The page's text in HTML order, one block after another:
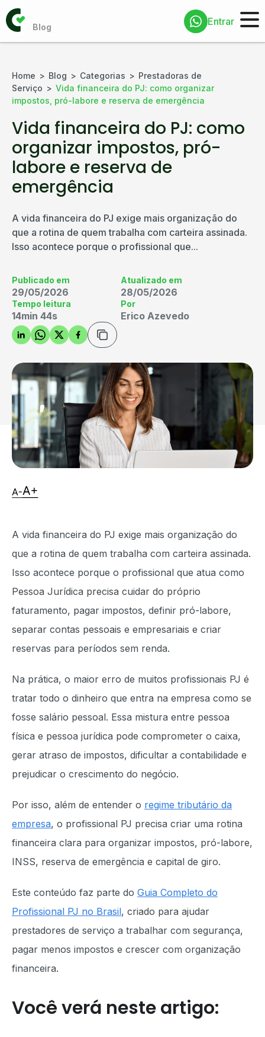
Entrar
Home Blog Categorias
Prestadoras de
Serviço
Vida financeira do PJ: como organizar
impostos, pró-labore e reserva de emergência
Vida financeira do PJ: como
organizar impostos, pró-
labore e reserva de
emergência
A vida financeira do PJ exige mais organização do
que a rotina de quem trabalha com carteira assinada.
Isso acontece porque o profissional que...
Publicado em
29/05/2026
Atualizado em
28/05/2026
Tempo leitura
14min 44s
Por
Erico Azevedo
A vida financeira do PJ exige mais organização do
que a rotina de quem trabalha com carteira assinada.
Isso acontece porque o profissional que atua como
Pessoa Jurídica precisa cuidar do próprio
faturamento, pagar impostos, definir pró-labore,
separar contas pessoais e empresariais e criar
reservas para períodos sem renda.
Na prática, o maior erro de muitos profissionais PJ é
tratar todo o dinheiro que entra na empresa como se
fosse salário pessoal. Essa mistura entre pessoa
física e pessoa jurídica pode comprometer o caixa,
gerar atraso de impostos, dificultar a contabilidade e
prejudicar o crescimento do negócio.
Por isso, além de entender o regime tributário da
empresa, o profissional PJ precisa criar uma rotina
financeira clara para organizar impostos, pró-labore,
INSS, reserva de emergência e capital de giro.
Este conteúdo faz parte do Guia Completo do
Profissional PJ no Brasil, criado para ajudar
prestadores de serviço a trabalhar com segurança,
pagar menos impostos e crescer com organização
financeira.
Você verá neste artigo: